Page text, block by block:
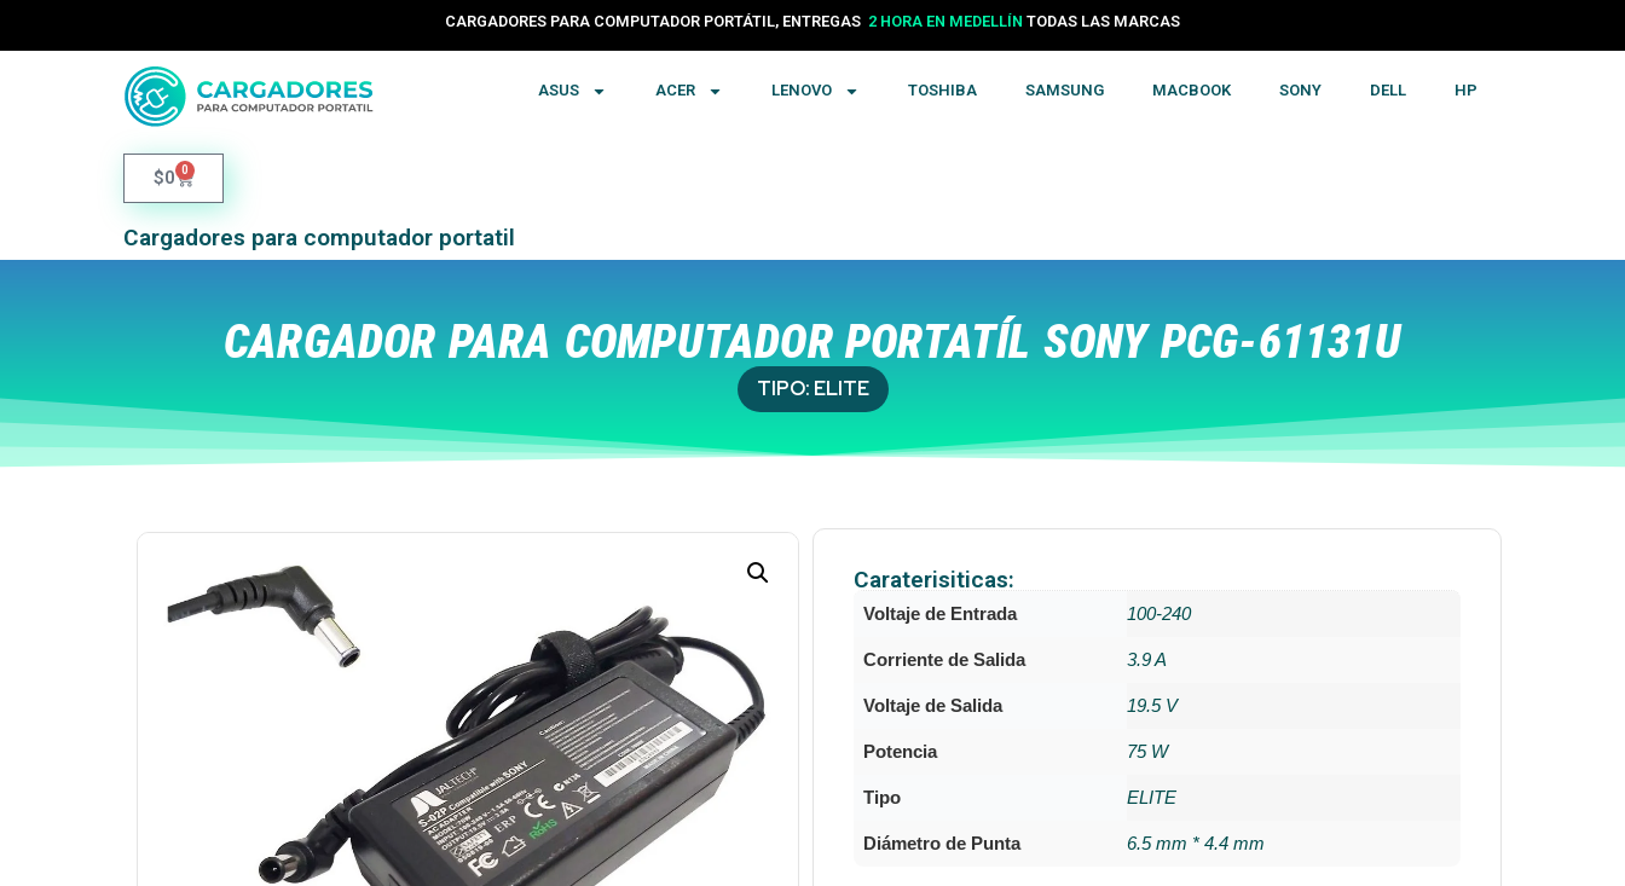
CARGADORES PARA COMPUTADOR PORTÁTIL, ENTREGAS 2 HORA EN MEDELLÍN
24 HORAS EN COLOMBIATODAS LAS MARCAS
ASUS ACER LENOVO TOSHIBA SAMSUNG MACBOOK SONY DELL HP
$0 0
Cargadores para computador portatil
CARGADOR PARA COMPUTADOR PORTATÍL SONY PCG-61131U
TIPO: ELITE
Caraterisiticas:
Voltaje de Entrada 100-240
Corriente de Salida 3.9 A
Voltaje de Salida 19.5 V
Potencia 75 W
Tipo ELITE
Diámetro de Punta 6.5 mm * 4.4 mm